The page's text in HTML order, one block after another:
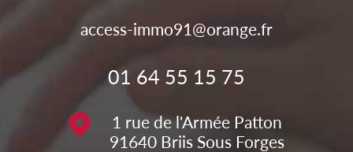
access-immo91@orange.fr
01 64 55 15 75
1 rue de l'Armée Patton
91640 Briis Sous Forges